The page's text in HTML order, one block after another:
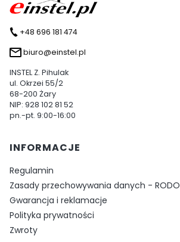
+48 696 181 474
biuro@einstel.pl
INSTEL Z. Pihulak
ul. Okrzei 55/2
68-200 Żary
NIP: 928 102 81 52
pn.-pt. 9:00-16:00
Linki w stopce
INFORMACJE
Regulamin
Zasady przechowywania danych - RODO
Gwarancja i reklamacje
Polityka prywatności
Zwroty